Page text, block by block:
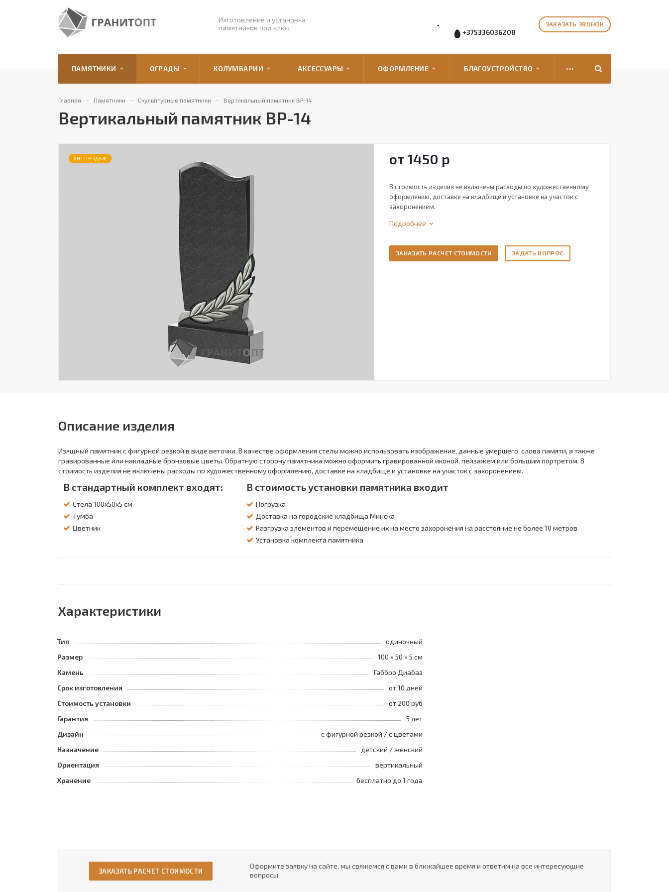
Изготовление и установка
памятников под ключ
ЗАКАЗАТЬ ЗВОНОК
+375336036208
ПАМЯТНИКИ ОГРАДЫ КОЛУМБАРИИ АКСЕССУАРЫ ОФОРМЛЕНИЕ БЛАГОУСТРОЙСТВО ...
Главная Памятники Скульптурные памятники Вертикальный памятник ВР-14
Вертикальный памятник ВР-14
ХИТ ПРОДАЖ от 1450 р
В стоимость изделия не включены расходы по художественному
оформлению, доставке на кладбище и установке на участок с
захоронением.
Подробнее
ЗАКАЗАТЬ РАСЧЕТ СТОИМОСТИ ЗАДАТЬ ВОПРОС
Описание изделия
Изящный памятник с фигурной резкой в виде веточки. В качестве оформления стелы можно использовать изображение, данные умершего, слова памяти, а также
гравированные или накладные бронзовые цветы. Обратную сторону памятника можно оформить гравированной иконой, пейзажем или большим портретом. В
стоимость изделия не включены расходы по художественному оформлению, доставке на кладбище и установке на участок с захоронением.
В стандартный комплект входят:
Стела 100х50х5 см
Тумба
Цветник
В стоимость установки памятника входит
Погрузка
Доставка на городские кладбища Минска
Разгрузка элементов и перемещение их на место захоронения на расстояние не более 10 метров
Установка комплекта памятника
Характеристики
Тип
одиночный
Размер
100 × 50 × 5 см
Камень
Габбро Диабаз
Срок изготовления
от 10 дней
Стоимость установки
от 200 руб
Гарантия
5 лет
Дизайн
с фигурной резкой / с цветами
Назначение
детский / женский
Ориентация
вертикальный
Хранение
бесплатно до 1 года
ЗАКАЗАТЬ РАСЧЕТ СТОИМОСТИ
Оформите заявку на сайте, мы свяжемся с вами в ближайшее время и ответим на все интересующие
вопросы.